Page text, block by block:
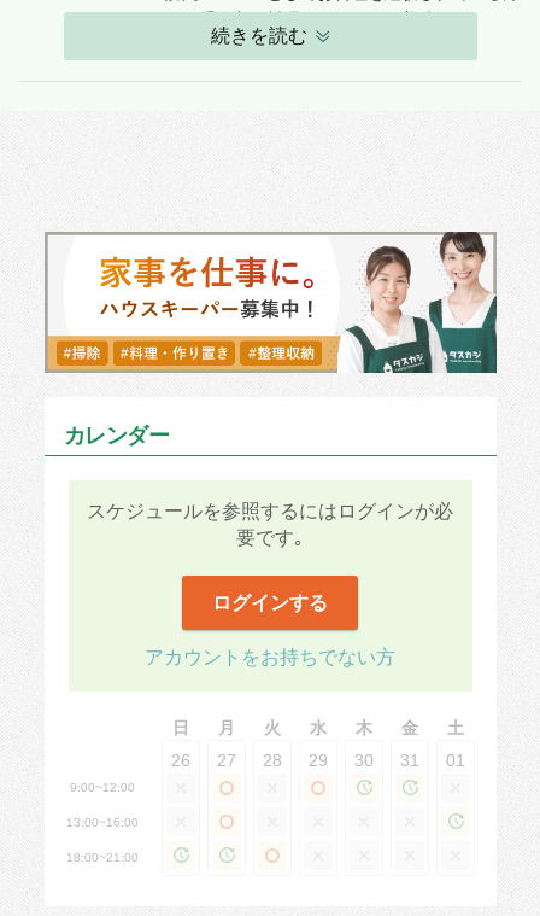
で、手際良く料理され、どれも美味しかったで
す。家にある食材を活用してお料理していただ
<本日の作り置きメニュー(7品)>
・ハンバーグ
・チキンのテリヤキ
・肉じゃが
・ポテトサラダ
・にんじんともやしのナムル
・大根と水菜と鯖のサラダ
・ソーセージと野菜のスープ
※7品で依頼しました。
味しく、子どもたちもたくさん食べていまし
た。回数をこなす事で全体的なクオリティアッ
プに繋がっていくと思います。これからのご活
躍を心より応援しています!
・プロセスチェック(5点)家にある食材を活用
していただき、リクエストを含めたメニュー提
案をしていただきました。
た。回数を重ね様々なキッチンを経験されるこ
とでもっと段取り良くできると思います。
・丁寧さ(5点)料理を早く終え、キッチン清掃
も丁寧にしていただきました。
・主体性(4点)今回7品で依頼しましたが、品数
が多いと喜ばれるご家庭も多いので提案してみ
てください。
続きを読む
カレンダー
スケジュールを参照するにはログインが必
要です｡
ログインする
アカウントをお持ちでない方
日 月 火 水 木 金 土
9:00~12:00
13:00~16:00
18:00~21:00
26 27 28 29 30 31 01